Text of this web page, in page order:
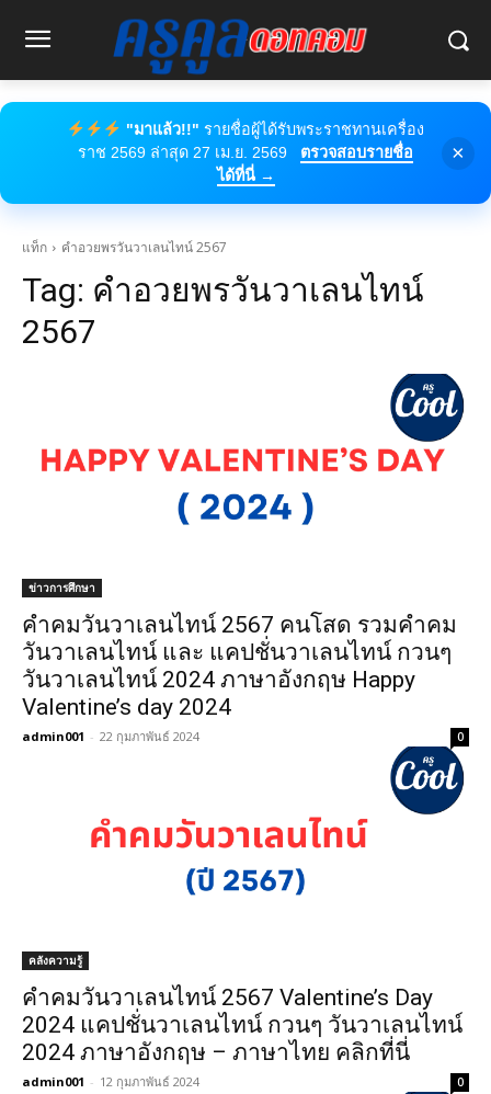
"มาแล้ว!!" รายชื่อผู้ได้รับพระราชทานเครื่อง
ราช 2569 ล่าสุด 27 เม.ย. 2569
ตรวจสอบรายชื่อ
ได้ที่นี่ →
×
แท็ก คําอวยพรวันวาเลนไทน์ 2567
Tag: คําอวยพรวันวาเลนไทน์
2567
ข่าวการศึกษา
คําคมวันวาเลนไทน์ 2567 คนโสด รวมคําคม
วันวาเลนไทน์ และ แคปชั่นวาเลนไทน์ กวนๆ
วันวาเลนไทน์ 2024 ภาษาอังกฤษ Happy
Valentine’s day 2024
admin001 - 22 กุมภาพันธ์ 2024 0
คลังความรู้
คําคมวันวาเลนไทน์ 2567 Valentine’s Day
2024 แคปชั่นวาเลนไทน์ กวนๆ วันวาเลนไทน์
2024 ภาษาอังกฤษ – ภาษาไทย คลิกที่นี่
admin001 - 12 กุมภาพันธ์ 2024 0